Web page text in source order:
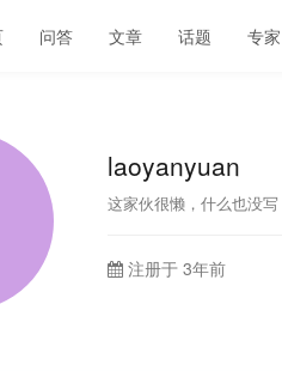
问答 文章 话题 专家
laoyanyuan
这家伙很懒，什么也没写
注册于 3年前